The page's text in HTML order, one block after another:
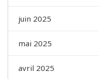
juin 2025
mai 2025
avril 2025